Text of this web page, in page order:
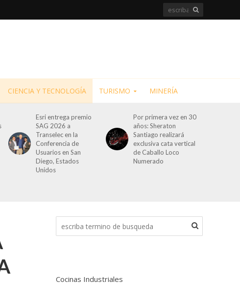
CIENCIA Y TECNOLOGÍA TURISMO MINERÍA
Esri entrega premio
SAG 2026 a
Transelec en la
Conferencia de
Usuarios en San
Diego, Estados
Unidos
Por primera vez en 30
años: Sheraton
Santiago realizará
exclusiva cata vertical
de Caballo Loco
Numerado
Cocinas Industriales